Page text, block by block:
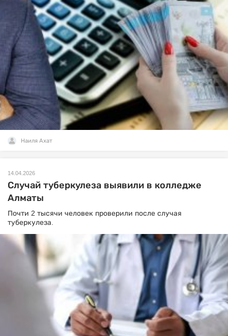
Наиля Ахат
14.04.2026
Случай туберкулеза выявили в колледже
Алматы
Почти 2 тысячи человек проверили после случая
туберкулеза.